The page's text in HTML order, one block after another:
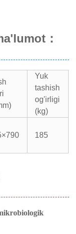
：
Yuk
tashish
og'irligi
(kg)
185